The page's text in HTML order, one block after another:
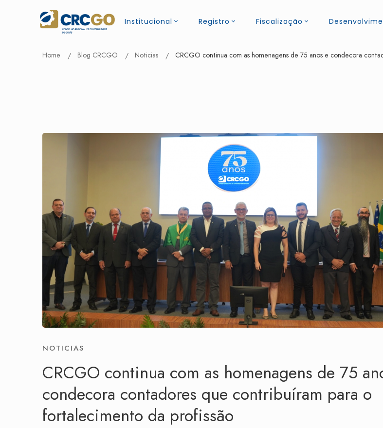
Institucional Registro Fiscalização
Home Blog CRCGO Noticias CRCGO continua com as homenagens de 75 anos e condecora
NOTICIAS
CRCGO continua com as homenagens de 75
condecora contadores que contribuíram para o
fortalecimento da profissão